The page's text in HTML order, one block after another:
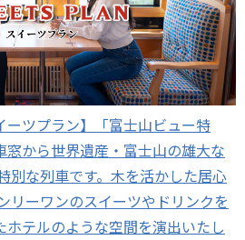
ーツプラン】「富士山ビュー特
から世界遺産・富士山の雄大な
別な列車です。木を活かした居心
リーワンのスイーツやドリンクを
テルのような空間を演出いたし